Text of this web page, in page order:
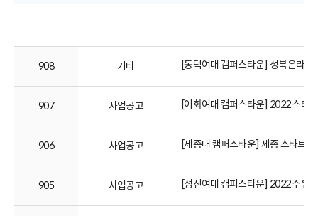
908 기타 [동덕여대 캠퍼스타운] 성북온라인
907 사업공고 [이화여대 캠퍼스타운] 2022 스타
906 사업공고 [세종대 캠퍼스타운] 세종 스타트
905 사업공고 [성신여대 캠퍼스타운] 2022 수유